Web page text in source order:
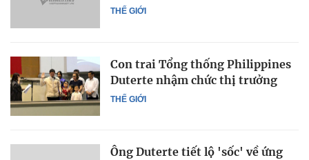
THẾ GIỚI
THẾ GIỚI
Con trai Tổng thống Philippines
Duterte nhậm chức thị trưởng
Ông Duterte tiết lộ 'sốc' về ứng